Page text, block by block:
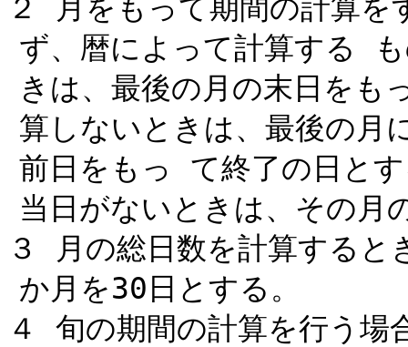
２ 月をもって期間の計算を
ず、暦によって計算する
きは、最後の月の末日を
算しないときは、最後の月
前日をもっ て終了の日と
当日がないときは、その月
３ 月の総日数を計算すると
か月を30日とする。
４ 旬の期間の計算を行う場